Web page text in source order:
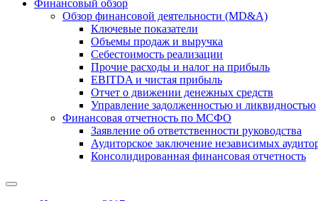
Финансовый обзор
Обзор финансовой деятельности (MD&A)
Ключевые показатели
Объемы продаж и выручка
Себестоимость реализации
Прочие расходы и налог на прибыль
EBITDA и чистая прибыль
Отчет о движении денежных средств
Управление задолженностью и ликвидностью
Финансовая отчетность по МСФО
Заявление об ответственности руководства
Аудиторское заключение независимых
Консолидированная финансовая отчетность